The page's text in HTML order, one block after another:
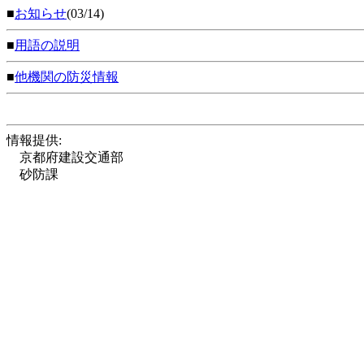
■お知らせ(03/14)
■用語の説明
■他機関の防災情報
情報提供:
京都府建設交通部
砂防課